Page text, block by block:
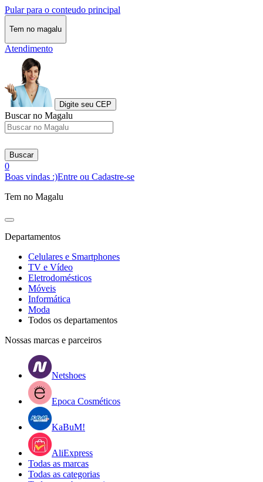
Pular para o conteudo principal
Tem no magalu
Atendimento
Digite seu CEP
Buscar no Magalu
Buscar
0
Boas vindas :)Entre ou Cadastre-se
Tem no Magalu
Departamentos
Celulares e Smartphones
TV e Vídeo
Eletrodomésticos
Móveis
Informática
Moda
Todos os departamentos
Nossas marcas e parceiros
Netshoes
Epoca Cosméticos
KaBuM!
AliExpress
Todas as marcas
Todas as categorias